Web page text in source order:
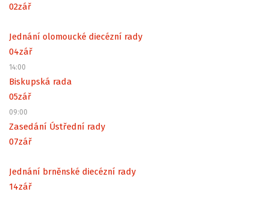
02zář
Jednání olomoucké diecézní rady
04zář
14:00
Biskupská rada
05zář
09:00
Zasedání Ústřední rady
07zář
Jednání brněnské diecézní rady
14zář